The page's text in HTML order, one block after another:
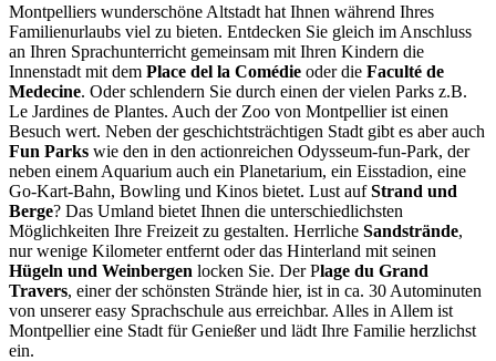
Montpelliers wunderschöne Altstadt hat Ihnen während Ihres
Familienurlaubs viel zu bieten. Entdecken Sie gleich im Anschluss
an Ihren Sprachunterricht gemeinsam mit Ihren Kindern die
Innenstadt mit dem Place del la Comédie oder die Faculté de
Medecine. Oder schlendern Sie durch einen der vielen Parks z.B.
Le Jardines de Plantes. Auch der Zoo von Montpellier ist einen
Besuch wert. Neben der geschichtsträchtigen Stadt gibt es aber auch
Fun Parks wie den in den actionreichen Odysseum-fun-Park, der
neben einem Aquarium auch ein Planetarium, ein Eisstadion, eine
Go-Kart-Bahn, Bowling und Kinos bietet. Lust aufStrand und
Berge? Das Umland bietet Ihnen die unterschiedlichsten
Möglichkeiten Ihre Freizeit zu gestalten. Herrliche Sandstrände,
nur wenige Kilometer entfernt oder das Hinterland mit seinen
Hügeln und Weinbergen locken Sie. Der Plage du Grand
Travers, einer der schönsten Strände hier, ist in ca. 30 Autominuten
von unserer easy Sprachschule aus erreichbar. Alles in Allem ist
Montpellier eine Stadt für Genießer und lädt Ihre Familie herzlichst
ein.